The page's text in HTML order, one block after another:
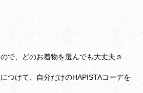
で、どのお着物を選んでも大丈夫☺️
つけて、自分だけのHAPISTAコーデを